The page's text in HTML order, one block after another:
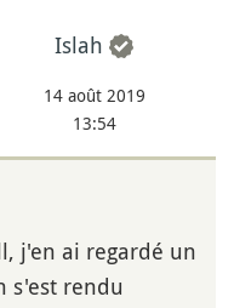
Islah
14 août 2019
13:54
j'en ai regardé un
s'est rendu